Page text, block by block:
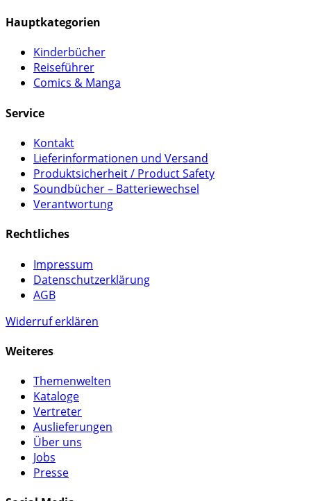
Hauptkategorien
Kinderbücher
Reiseführer
Comics & Manga
Service
Kontakt
Lieferinformationen und Versand
Produktsicherheit / Product Safety
Soundbücher – Batteriewechsel
Verantwortung
Rechtliches
Impressum
Datenschutzerklärung
AGB
Widerruf erklären
Weiteres
Themenwelten
Kataloge
Vertreter
Auslieferungen
Über uns
Jobs
Presse